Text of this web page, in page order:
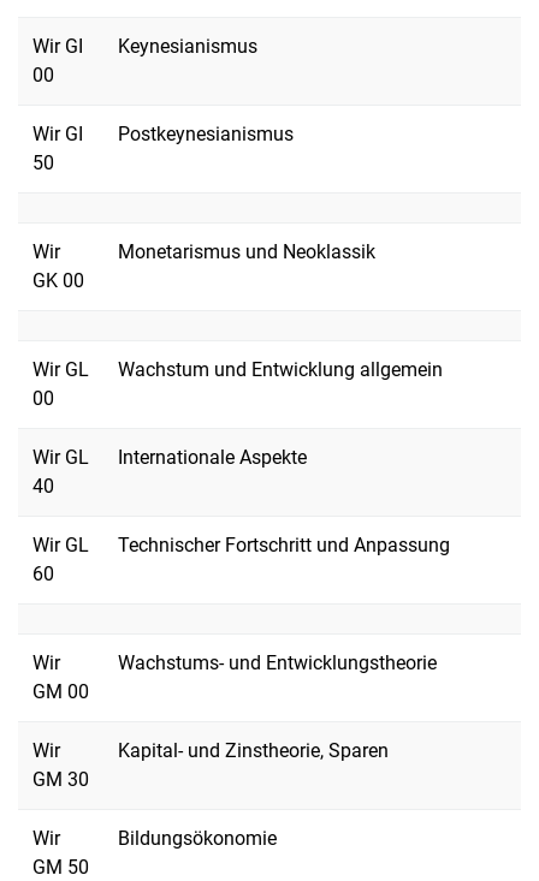
Wir GI
00
Keynesianismus
Wir GI
50
Postkeynesianismus
Wir
GK 00
Monetarismus und Neoklassik
Wir GL
00
Wachstum und Entwicklung allgemein
Wir GL
40
Internationale Aspekte
Wir GL
60
Technischer Fortschritt und Anpassung
Wir
GM 00
Wachstums- und Entwicklungstheorie
Wir
GM 30
Kapital- und Zinstheorie, Sparen
Wir
GM 50
Bildungsökonomie